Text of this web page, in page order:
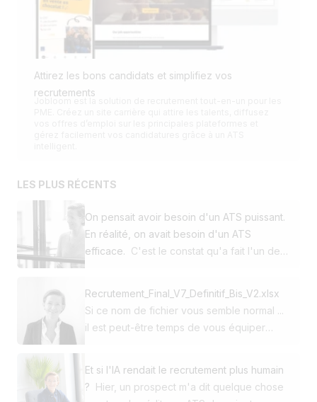
Attirez les bons candidats et simplifiez vos
recrutements
LES PLUS RÉCENTS
On pensait avoir besoin d'un ATS puissant.
En réalité, on avait besoin d'un ATS
efficace. C'est le constat qu'a fait l'un de
choisi l'un des leaders mondiaux du
pas la puissance qui faisait la différence.
C'était la simplicité, la rapidité et l'efficacité.
Recrutement_Final_V7_Definitif_Bis_V2.xlsx
Si ce nom de fichier vous semble normal ...
il est peut-être temps de vous équiper
recrutements en parallèle ➡️ Des CV dans
Outlook ou dans des dossiers dropbox ➡️
Et si l'IA rendait le recrutement plus humain
?
Hier, un prospect m'a dit quelque chose